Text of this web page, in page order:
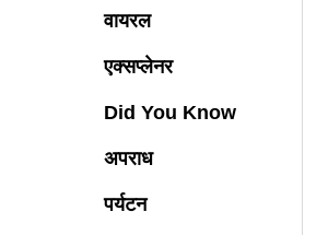
वायरल
एक्सप्लेनर
Did You Know
अपराध
पर्यटन